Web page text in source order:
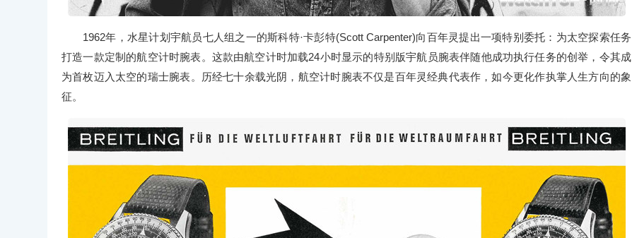
1962年，水星计划宇航员七人组之一的斯科特·卡彭特(Scott Carpenter)向百年灵提出一项特别委托：为太空探索任务
打造一款定制的航空计时腕表。这款由航空计时加载24小时显示的特别版宇航员腕表伴随他成功执行任务的创举，令其成
为首枚迈入太空的瑞士腕表。历经七十余载光阴，航空计时腕表不仅是百年灵经典代表作，如今更化作执掌人生方向的象
征。